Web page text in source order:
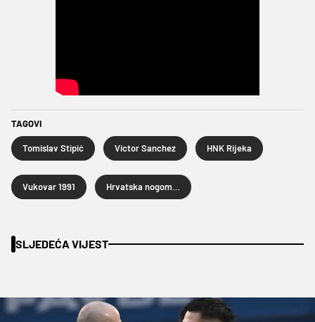
TAGOVI
Tomislav Stipić Victor Sanchez HNK Rijeka
Vukovar 1991
SLJEDEĆA VIJEST